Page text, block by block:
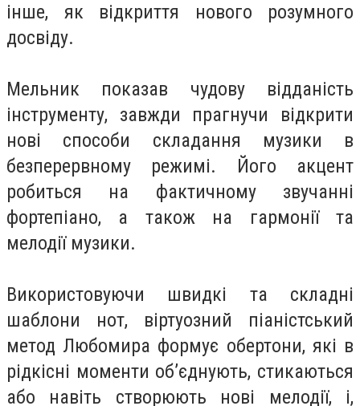
інше, як відкриття нового розумного
досвіду.
Мельник показав чудову відданість
інструменту, завжди прагнучи відкрити
нові способи складання музики в
безперервному режимі. Його акцент
робиться на фактичному звучанні
фортепіано, а також на гармонії та
мелодії музики.
Використовуючи швидкі та складні
шаблони нот, віртуозний піаністський
метод Любомира формує обертони, які в
рідкісні моменти об’єднують, стикаються
або навіть створюють нові мелодії, і,